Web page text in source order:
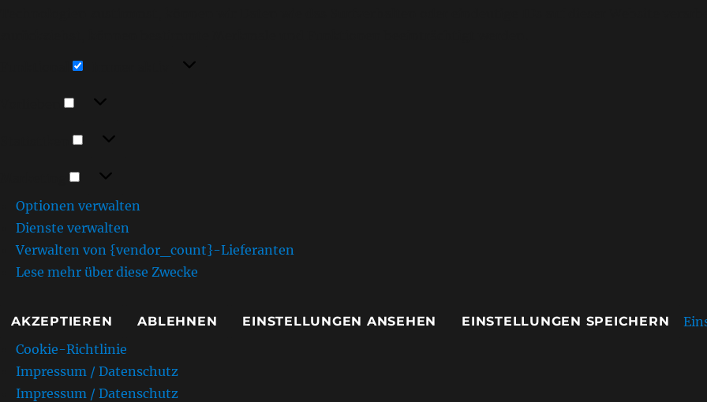
Optionen verwalten
Dienste verwalten
Verwalten von {vendor_count}-Lieferanten
Lese mehr über diese Zwecke
AKZEPTIEREN ABLEHNEN EINSTELLUNGEN ANSEHEN EINSTELLUNGEN SPEICHERN
Cookie-Richtlinie
Impressum / Datenschutz
Impressum / Datenschutz